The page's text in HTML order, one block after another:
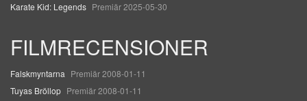
Karate Kid: Legends Premiär 2025-05-30
FILMRECENSIONER
Falskmyntarna Premiär 2008-01-11
Tuyas Bröllop Premiär 2008-01-11